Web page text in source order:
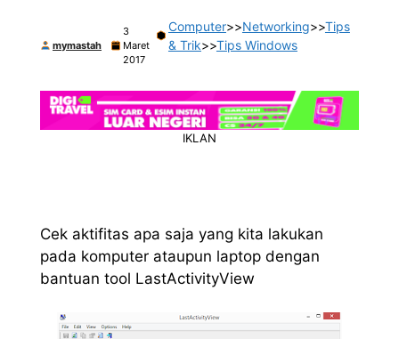
mymastah
3
Maret
2017
Computer>>Networking>>Tips
& Trik>>Tips Windows
IKLAN
Cek aktifitas apa saja yang kita lakukan
pada komputer ataupun laptop dengan
bantuan tool LastActivityView